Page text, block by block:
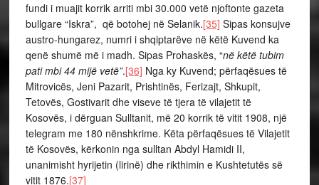
fundi i muajit korrik arriti mbi 30.000 vetë njoftonte gazeta
bullgare “Iskra”, që botohej në Selanik.[35] Sipas konsujve
austro-hungarez, numri i shqiptarëve në këtë Kuvend ka
qenë shumë më i madh. Sipas Prohaskës, “në këtë tubim
pati mbi 44 mijë vetë”.[36] Nga ky Kuvend; përfaqësues të
Mitrovicës, Jeni Pazarit, Prishtinës, Ferizajt, Shkupit,
Tetovës, Gostivarit dhe viseve të tjera të vilajetit të
Kosovës, i dërguan Sulltanit, më 20 korrik të vitit 1908, një
telegram me 180 nënshkrime. Këta përfaqësues të Vilajetit
të Kosovës, kërkonin nga sulltan Abdyl Hamidi II,
unanimisht hyrijetin (lirinë) dhe rikthimin e Kushtetutës së
vitit 1876.[37]